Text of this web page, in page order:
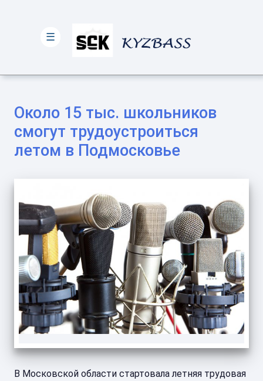
Около 15 тыс. школьников
смогут трудоустроиться
летом в Подмосковье
В Московской области стартовала летняя трудовая
☰